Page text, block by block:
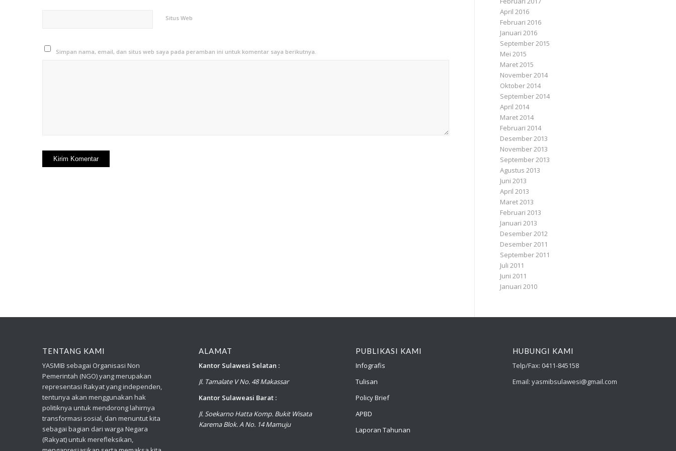
Situs Web
Simpan nama, email, dan situs web saya pada peramban ini untuk komentar saya berikutnya.
April 2016
Februari 2016
Januari 2016
September 2015
Mei 2015
Maret 2015
November 2014
Oktober 2014
September 2014
April 2014
Maret 2014
Februari 2014
Desember 2013
November 2013
September 2013
Agustus 2013
Juni 2013
April 2013
Maret 2013
Februari 2013
Januari 2013
Desember 2012
Desember 2011
September 2011
Juli 2011
Juni 2011
Januari 2010
TENTANG KAMI
YASMIB sebagai Organisasi Non
Pemerintah (NGO) yang merupakan
representasi Rakyat yang independen,
tentunya akan menggunakan hak
politiknya untuk mendorong lahirnya
transformasi sosial, dan menuntut kita
sebagai bagian dari warga Negara
(Rakyat) untuk merefleksikan,
ALAMAT
Kantor Sulawesi Selatan :
Jl. Tamalate V No. 48 Makassar
Kantor Sulaweasi Barat :
Jl. Soekarno Hatta Komp. Bukit Wisata
Karema Blok. A No. 14 Mamuju
PUBLIKASI KAMI
Infografis
Tulisan
Policy Brief
APBD
Laporan Tahunan
HUBUNGI KAMI
Telp/Fax: 0411-845158
Email: yasmibsulawesi@gmail.com